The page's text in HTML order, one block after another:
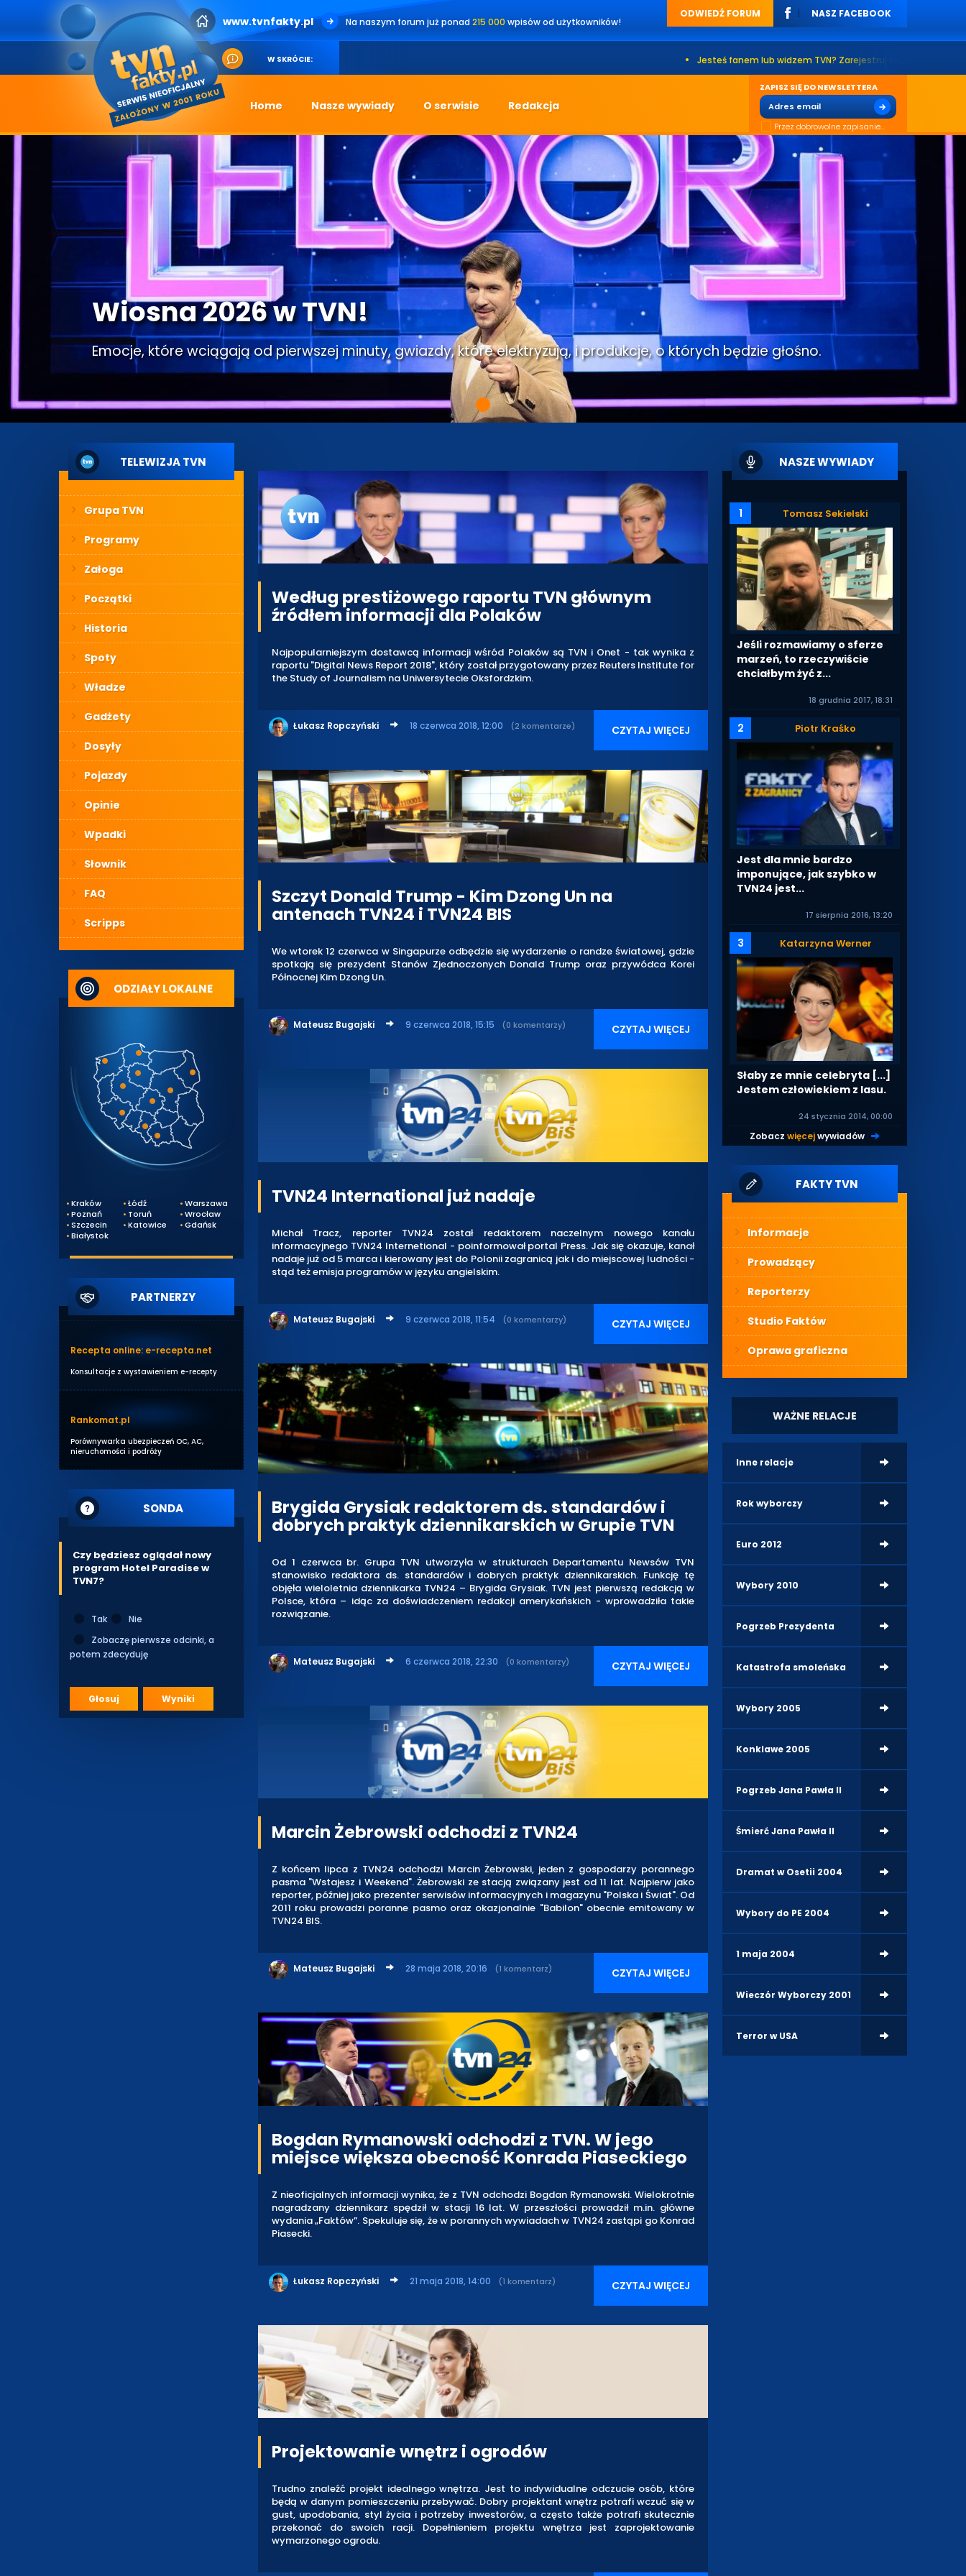
www.tvnfakty.pl Na naszym forum już ponad 215 000 wpisów od użytkowników!
ODWIEDŹ FORUM NASZ FACEBOOK
W SKRÓCIE: Jesteś fanem lub widzem TVN? Zarejestruj się na naszym forum. Już
Home Nasze wywiady O serwisie Redakcja
ZAPISZ SIĘ DO NEWSLETTERA
Przez dobrowolne zapisanie...
Wiosna 2026 w TVN!
Emocje, które wciągają od pierwszej minuty, gwiazdy, które elektryzują, i produkcje, o których będzie głośno.
TELEWIZJA TVN
Grupa TVN
Programy
Załoga
Początki
Historia
Spoty
Władze
Gadżety
Dosyły
Pojazdy
Opinie
Wpadki
Słownik
FAQ
Scripps
ODZIAŁY LOKALNE
Kraków Łódź
Warszawa
Poznań
Toruń
Wrocław
Szczecin
Katowice
Gdańsk
Białystok
PARTNERZY
Recepta online: e-recepta.net
Konsultacje z wystawieniem e-recepty
Rankomat.pl
Porównywarka ubezpieczeń OC, AC,
nieruchomości i podróży
SONDA
Czy będziesz oglądał nowy
program Hotel Paradise w
TVN7?
Tak
Nie
Zobaczę pierwsze odcinki, a
potem zdecyduję
Głosuj Wyniki
Według prestiżowego raportu TVN głównym
źródłem informacji dla Polaków
Najpopularniejszym dostawcą informacji wśród Polaków są TVN i Onet - tak wynika z
raportu "Digital News Report 2018", który został przygotowany przez Reuters Institute for
the Study of Journalism na Uniwersytecie Oksfordzkim.
Łukasz Ropczyński 18 czerwca 2018, 12:00 (2 komentarze) CZYTAJ WIĘCEJ
Szczyt Donald Trump - Kim Dzong Un na
antenach TVN24 i TVN24 BIS
We wtorek 12 czerwca w Singapurze odbędzie się wydarzenie o randze światowej, gdzie
spotkają się prezydent Stanów Zjednoczonych Donald Trump oraz przywódca Korei
Północnej Kim Dzong Un.
Mateusz Bugajski 9 czerwca 2018, 15:15 (0 komentarzy) CZYTAJ WIĘCEJ
TVN24 International już nadaje
Michał Tracz, reporter TVN24 został redaktorem naczelnym nowego kanału
informacyjnego TVN24 Internetional - poinformował portal Press. Jak się okazuje, kanał
nadaje już od 5 marca i kierowany jest do Polonii zagranicą jak i do miejscowej ludności -
stąd też emisja programów w języku angielskim.
Mateusz Bugajski 9 czerwca 2018, 11:54 (0 komentarzy) CZYTAJ WIĘCEJ
Brygida Grysiak redaktorem ds. standardów i
dobrych praktyk dziennikarskich w Grupie TVN
Od 1 czerwca br. Grupa TVN utworzyła w strukturach Departamentu Newsów TVN
stanowisko redaktora ds. standardów i dobrych praktyk dziennikarskich. Funkcję tę
objęła wieloletnia dziennikarka TVN24 – Brygida Grysiak. TVN jest pierwszą redakcją w
Polsce, która – idąc za doświadczeniem redakcji amerykańskich - wprowadziła takie
rozwiązanie.
Mateusz Bugajski 6 czerwca 2018, 22:30 (0 komentarzy) CZYTAJ WIĘCEJ
Marcin Żebrowski odchodzi z TVN24
Z końcem lipca z TVN24 odchodzi Marcin Żebrowski, jeden z gospodarzy porannego
pasma "Wstajesz i Weekend". Żebrowski ze stacją związany jest od 11 lat. Najpierw jako
reporter, później jako prezenter serwisów informacyjnych i magazynu "Polska i Świat". Od
2011 roku prowadzi poranne pasmo oraz okazjonalnie "Babilon" obecnie emitowany w
TVN24 BIS.
Mateusz Bugajski 28 maja 2018, 20:16 (1 komentarz) CZYTAJ WIĘCEJ
Bogdan Rymanowski odchodzi z TVN. W jego
miejsce większa obecność Konrada Piaseckiego
Z nieoficjalnych informacji wynika, że z TVN odchodzi Bogdan Rymanowski. Wielokrotnie
nagradzany dziennikarz spędził w stacji 16 lat. W przeszłości prowadził m.in. główne
wydania „Faktów”. Spekuluje się, że w porannych wywiadach w TVN24 zastąpi go Konrad
Piasecki.
Łukasz Ropczyński 21 maja 2018, 14:00 (1 komentarz) CZYTAJ WIĘCEJ
Projektowanie wnętrz i ogrodów
Trudno znaleźć projekt idealnego wnętrza. Jest to indywidualne odczucie osób, które
będą w danym pomieszczeniu przebywać. Dobry projektant wnętrz potrafi wczuć się w
gust, upodobania, styl życia i potrzeby inwestorów, a często także potrafi skutecznie
przekonać do swoich racji. Dopełnieniem projektu wnętrza jest zaprojektowanie
wymarzonego ogrodu.
NASZE WYWIADY
1 Tomasz Sekielski
Jeśli rozmawiamy o sferze
marzeń, to rzeczywiście
chciałbym żyć z...
18 grudnia 2017, 18:31
2 Piotr Kraśko
Jest dla mnie bardzo
imponujące, jak szybko w
TVN24 jest...
17 sierpnia 2016, 13:20
3 Katarzyna Werner
Słaby ze mnie celebryta [...]
Jestem człowiekiem z lasu.
24 stycznia 2014, 00:00
Zobaczwięcejwywiadów |
FAKTY TVN
Informacje
Prowadzący
Reporterzy
Studio Faktów
Oprawa graficzna
WAŻNE RELACJE
Inne relacje
Rok wyborczy
Euro 2012
Wybory 2010
Pogrzeb Prezydenta
Katastrofa smoleńska
Wybory 2005
Konklawe 2005
Pogrzeb Jana Pawła II
Śmierć Jana Pawła II
Dramat w Osetii 2004
Wybory do PE 2004
1 maja 2004
Wieczór Wyborczy 2001
Terror w USA